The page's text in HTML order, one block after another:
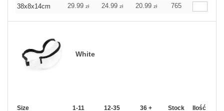
38x8x14cm 29.99 zł 24.99 zł 20.99 zł 765
White
Size 1-11 12-35 36 + Stock Ilość